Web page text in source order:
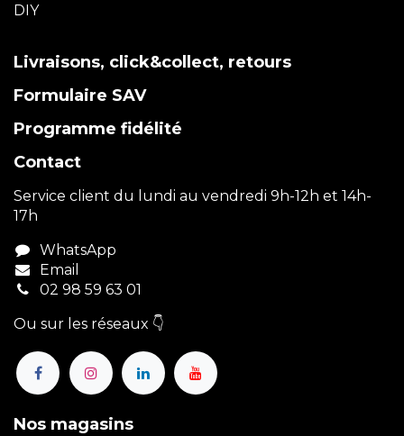
DIY
Livraisons, click&collect, retours
Formulaire SAV
Programme fidélité
Contact
Service client du lundi au vendredi 9h-12h et 14h-
17h
WhatsApp
Email
02 98 59 63 01
Ou sur les réseaux 👇
Nos magasins